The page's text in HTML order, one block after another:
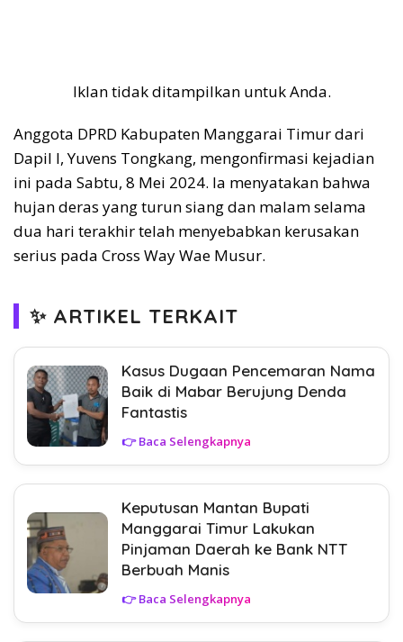
Iklan tidak ditampilkan untuk Anda.
Anggota DPRD Kabupaten Manggarai Timur dari
Dapil I, Yuvens Tongkang, mengonfirmasi kejadian
ini pada Sabtu, 8 Mei 2024. Ia menyatakan bahwa
hujan deras yang turun siang dan malam selama
dua hari terakhir telah menyebabkan kerusakan
serius pada Cross Way Wae Musur.
✨ ARTIKEL TERKAIT
Kasus Dugaan Pencemaran Nama
Baik di Mabar Berujung Denda
Fantastis
👉 Baca Selengkapnya
Keputusan Mantan Bupati
Manggarai Timur Lakukan
Pinjaman Daerah ke Bank NTT
Berbuah Manis
👉 Baca Selengkapnya